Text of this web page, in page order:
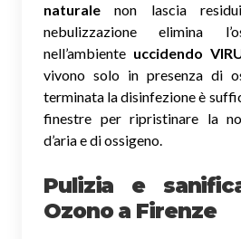
naturale non lascia
nebulizzazione elimina
nell’ambiente uccidendo
vivono solo in presenza di
terminata la disinfezione è
finestre per ripristinare la
d’aria e di ossigeno.
Pulizia e
Ozono a Firenze